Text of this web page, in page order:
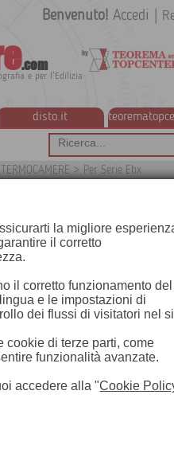
.com
e per l'Edilizia
disto.it
Benvenuto! Accedi
> Per Serie Ebx
la migliore
il corretto
il corretto funzionamento del
e le impostazioni di
dei flussi di visitatori nel
cookie di terze parti, come
funzionalità avanzate.
accedere alla "Cookie